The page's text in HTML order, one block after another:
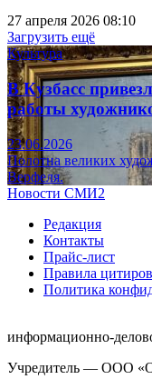
27 апреля 2026 08:10
Загрузить ещё
Культура
В Кузбасс
работы
23.06.2026
Полотна великих
Верфеля.
Новости СМИ2
Редакция
Контакты
Прайс-лист
Правила
Политика
информационно-
Учредитель — ООО